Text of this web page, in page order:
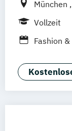
München
Wiesbaden
Vollzeit
Fashion
Interior
Marken-